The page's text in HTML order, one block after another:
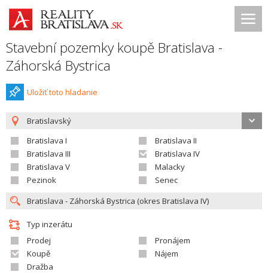
Stavební pozemky koupě Bratislava -
Záhorská Bystrica
Uložiť toto hladanie
Bratislavský
Bratislava I
Bratislava II
Bratislava III
Bratislava IV
Bratislava V
Malacky
Pezinok
Senec
Typ inzerátu
Prodej
Pronájem
Koupě
Nájem
Dražba